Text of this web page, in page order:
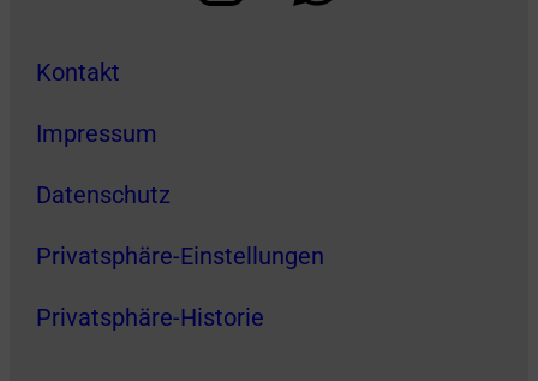
Kontakt
Impressum
Datenschutz
Privatsphäre-Einstellungen
Privatsphäre-Historie